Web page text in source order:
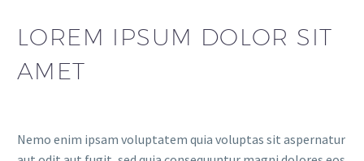
LOREM IPSUM DOLOR SIT
AMET
Nemo enim ipsam voluptatem quia voluptas sit aspernatur